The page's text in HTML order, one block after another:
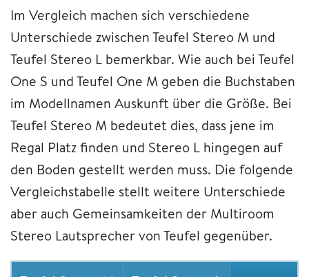
Im Vergleich machen sich verschiedene
Unterschiede zwischen Teufel Stereo M und
Teufel Stereo L bemerkbar. Wie auch bei Teufel
One S und Teufel One M geben die Buchstaben
im Modellnamen Auskunft über die Größe. Bei
Teufel Stereo M bedeutet dies, dass jene im
Regal Platz finden und Stereo L hingegen auf
den Boden gestellt werden muss. Die folgende
Vergleichstabelle stellt weitere Unterschiede
aber auch Gemeinsamkeiten der Multiroom
Stereo Lautsprecher von Teufel gegenüber.